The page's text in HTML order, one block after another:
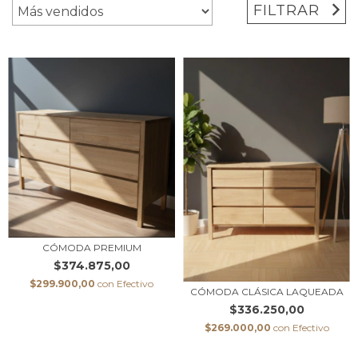
FILTRAR
CÓMODA PREMIUM
$374.875,00
$299.900,00 con Efectivo
CÓMODA CLÁSICA LAQUEADA
$336.250,00
$269.000,00 con Efectivo